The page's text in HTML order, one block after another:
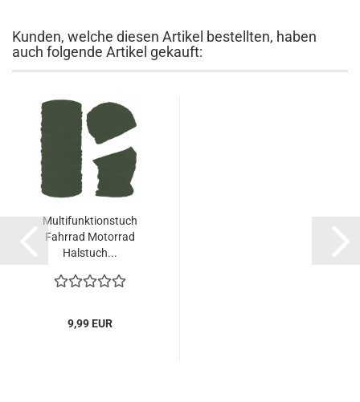
Kunden, welche diesen Artikel bestellten, haben
auch folgende Artikel gekauft:
Multifunktionstuch
Fahrrad Motorrad
Halstuch...
9,99 EUR